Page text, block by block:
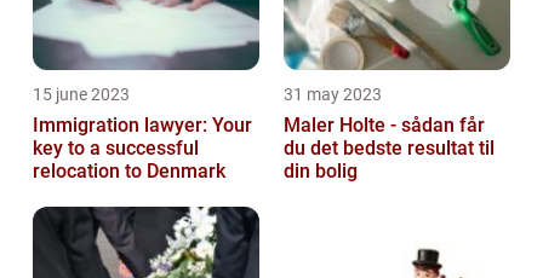
15 june 2023
Immigration lawyer: Your
key to a successful
relocation to Denmark
31 may 2023
Maler Holte - sådan får
du det bedste resultat til
din bolig